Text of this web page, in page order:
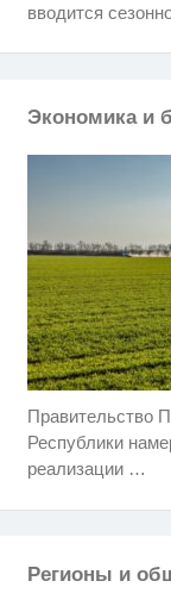
вводится
Экономика и
Правительство
Республики
реализации …
Регионы и
а
Этот
не